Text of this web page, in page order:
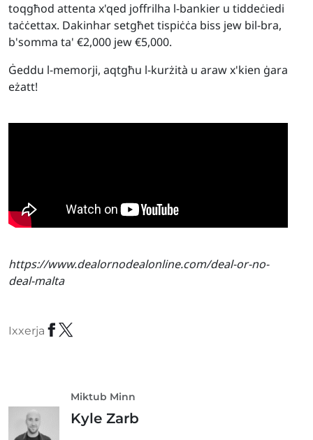
toqgħod attenta x'qed joffrilha l-bankier u tiddeċiedi
taċċettax. Dakinhar setgħet tispiċċa biss jew bil-bra,
b'somma ta' €2,000 jew€5,000.
Ġeddu l-memorji, aqtgħu l-kurżità u araw x'kien ġara
eżatt!
https://www.dealornodealonline.com/deal-or-no-
deal-malta
Ixxerja
Miktub Minn
Kyle Zarb